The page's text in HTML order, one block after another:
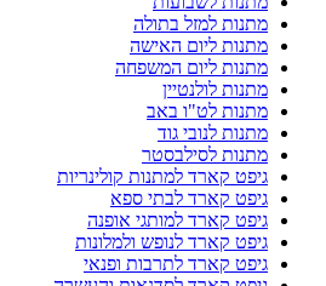
מתנות למזל בתולה
מתנות ליום האישה
מתנות ליום המשפחה
מתנות לולנטיין
מתנות לט"ו באב
מתנות לנובי גוד
מתנות לסילבסטר
גיפט קארד למתנות קולינריות
גיפט קארד לבתי ספא
גיפט קארד למותגי אופנה
גיפט קארד לנופש ולמלונות
גיפט קארד לתרבות ופנאי